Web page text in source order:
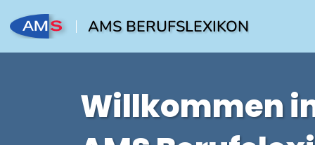
AMS BERUFSLEXIKON
Willkommen